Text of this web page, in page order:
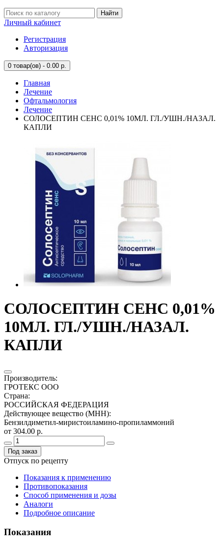
Найти
Личный кабинет
Регистрация
Авторизация
0 товар(ов) - 0.00 р.
Главная
Лечение
Офтальмология
Лечение
СОЛОСЕПТИН СЕНС 0,01% 10МЛ. ГЛ./УШН./НАЗАЛ.
КАПЛИ
СОЛОСЕПТИН СЕНС 0,01%
10МЛ. ГЛ./УШН./НАЗАЛ.
КАПЛИ
Производитель:
ГРОТЕКС ООО
Страна:
РОССИЙСКАЯ ФЕДЕРАЦИЯ
Действующее вещество (МНН):
Бензилдиметил-миристоиламино-пропиламмоний
от 304.00 р.
Под заказ
Отпуск по рецепту
Показания к применению
Противопоказания
Способ применения и дозы
Аналоги
Подробное описание
Показания